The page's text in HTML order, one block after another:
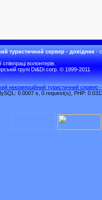
туристичний сервер - довідник-
волонтерів.
групі Di&Di corp. © 1999-2011
некомерційний туристичний сервер -
0.0007 s, 0 request(s), PHP: